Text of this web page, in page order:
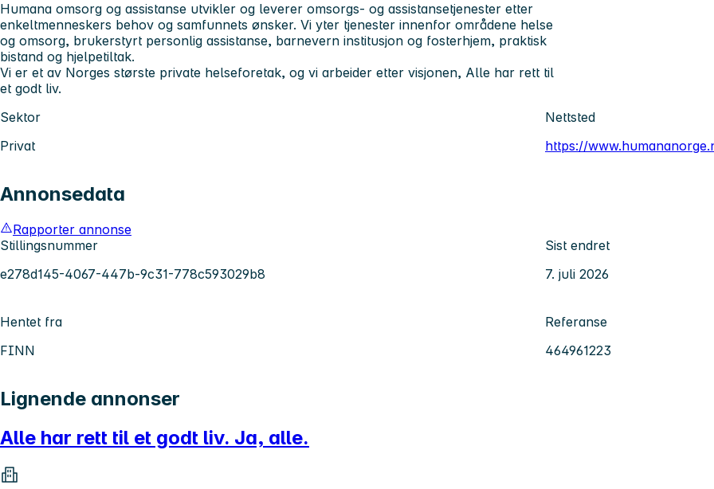
Humana omsorg og assistanse utvikler og leverer omsorgs- og assistansetjenester etter
enkeltmenneskers behov og samfunnets ønsker. Vi yter tjenester innenfor områdene helse
og omsorg, brukerstyrt personlig assistanse, barnevern institusjon og fosterhjem, praktisk
bistand og hjelpetiltak.
Vi er et av Norges største private helseforetak, og vi arbeider etter visjonen, Alle har rett til
et godt liv.
Sektor
Privat
Nettsted
https://
Annonsedata
Rapporter annonse
Stillingsnummer
e278d145-4067-447b-9c31-778c593029b8
Sist endret
7. juli 2026
Hentet fra
FINN
Referanse
464961223
Lignende annonser
Alle har rett til et godt liv. Ja, alle.